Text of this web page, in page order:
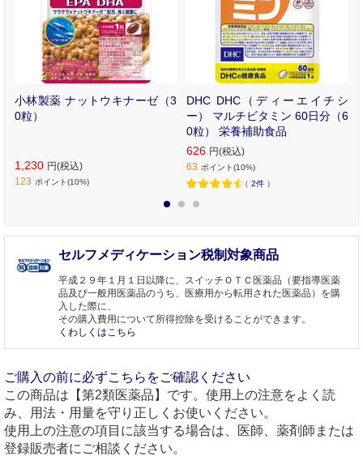
小林製薬 ナットウキナーゼ（3
0粒）
1,230 円(税込)
123 ポイント(10%)
DHC DHC（ディーエイチシ
ー） マルチビタミン 60日分（6
0粒） 栄養補助食品
626 円(税込)
63 ポイント(10%)
（ 2件 ）
セルフメディケーション税制対象商品
平成２９年１月１日以降に、スイッチＯＴＣ医薬品（要指導医薬
品及び一般用医薬品のうち、医療用から転用された医薬品）を購
入した際に、
その購入費用について所得控除を受けることができます。
くわしくはこちら
ご購入の前に必ずこちらをご確認ください
この商品は【第2類医薬品】です。使用上の注意をよく読
み、用法・用量を守り正しくお使いください。
使用上の注意の項目に該当する場合は、医師、薬剤師または
登録販売者にご相談ください。